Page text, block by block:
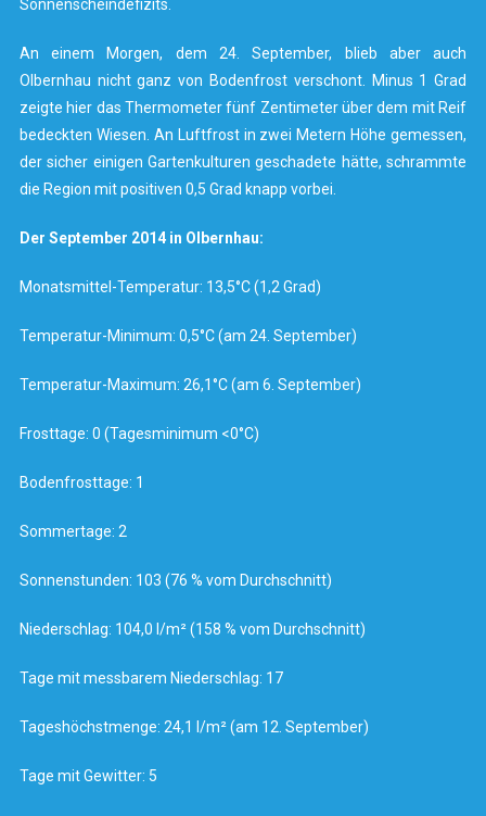
Sonnenscheindefizits.
An einem Morgen, dem 24. September, blieb aber auch
Olbernhau nicht ganz von Bodenfrost verschont. Minus 1 Grad
zeigte hier das Thermometer fünf Zentimeter über dem mit Reif
bedeckten Wiesen. An Luftfrost in zwei Metern Höhe gemessen,
der sicher einigen Gartenkulturen geschadete hätte, schrammte
die Region mit positiven 0,5 Grad knapp vorbei.
Der September 2014 in Olbernhau:
Monatsmittel-Temperatur: 13,5°C (1,2 Grad)
Temperatur-Minimum: 0,5°C (am 24. September)
Temperatur-Maximum: 26,1°C (am 6. September)
Frosttage: 0 (Tagesminimum <0°C)
Bodenfrosttage: 1
Sommertage: 2
Sonnenstunden: 103 (76 % vom Durchschnitt)
Niederschlag: 104,0 l/m² (158 % vom Durchschnitt)
Tage mit messbarem Niederschlag: 17
Tageshöchstmenge: 24,1 l/m² (am 12. September)
Tage mit Gewitter: 5